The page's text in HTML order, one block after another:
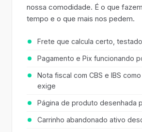
nossa comodidade. É o que
tempo e o que mais nos pedem.
Frete que calcula certo,
Pagamento e Pix funcionando
Nota fiscal com CBS e IBS
exige
Página de produto desenhada
Carrinho abandonado ativo